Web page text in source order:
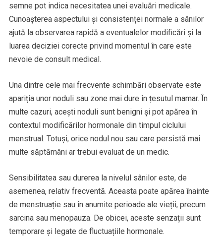
semne pot indica necesitatea unei evaluări medicale.
Cunoașterea aspectului și consistenței normale a sânilor
ajută la observarea rapidă a eventualelor modificări și la
luarea deciziei corecte privind momentul în care este
nevoie de consult medical.
Una dintre cele mai frecvente schimbări observate este
apariția unor noduli sau zone mai dure în țesutul mamar. În
multe cazuri, acești noduli sunt benigni și pot apărea în
contextul modificărilor hormonale din timpul ciclului
menstrual. Totuși, orice nodul nou sau care persistă mai
multe săptămâni ar trebui evaluat de un medic.
Sensibilitatea sau durerea la nivelul sânilor este, de
asemenea, relativ frecventă. Aceasta poate apărea înainte
de menstruație sau în anumite perioade ale vieții, precum
sarcina sau menopauza. De obicei, aceste senzații sunt
temporare și legate de fluctuațiile hormonale.